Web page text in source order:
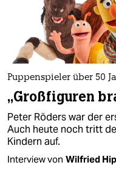
Puppenspieler über 50
„Großfiguren
Peter Röders war der
Auch heute noch tritt
Kindern auf.
Interview von Wilfried